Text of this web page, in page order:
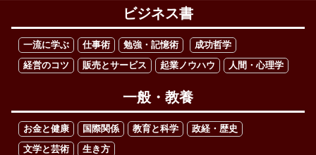
ビジネス書
一流に学ぶ 仕事術 勉強・記憶術
成功哲学
経営のコツ
販売とサービス 起業ノウハウ 人間・心理学
一般・教養
お金と健康 国際関係 教育と科学
政経・歴史
文学と芸術
生き方